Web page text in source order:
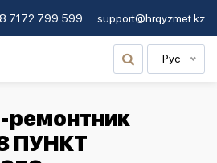
8 7172 799 599 support@hrqyzmet.kz
Рус
ПУНКТ